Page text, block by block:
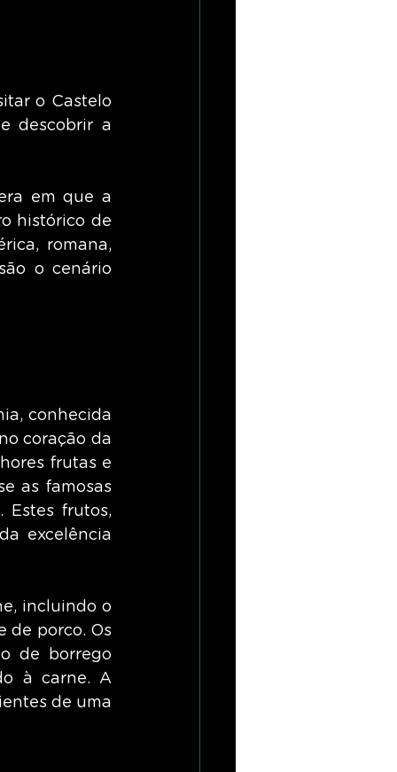
o Castelo
descobrir a
em que a
histórico de
romana,
o cenário
conhecida
coração da
frutas e
as famosas
Estes frutos,
excelência
incluindo o
de porco. Os
de borrego
à carne. A
de uma